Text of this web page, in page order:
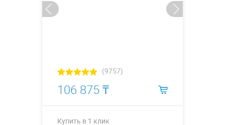
(9757)
106 875 ₸
Купить в 1 клик